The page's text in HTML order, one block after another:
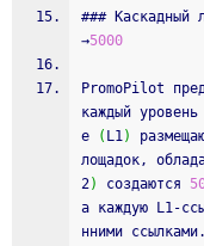
### Каскадный
→5000
PromoPilot
каждый
е
( L1)
лощадок,
2) создаются
а каждую
нними